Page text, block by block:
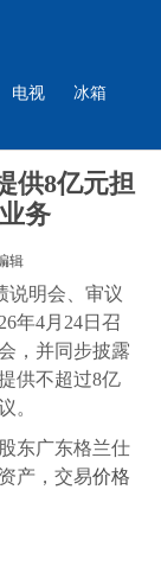
电视
冰箱
供8亿元担
务
辑
明会、审议
年4月24日召
，并同步披露
供不超过8亿
。
东广东格兰仕
产，交易价格